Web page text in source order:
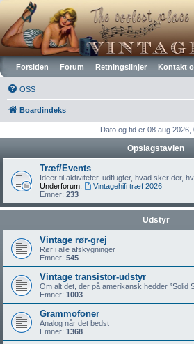
Vintagehifi.dk
Forsiden Forum Retningslinjer Kontakt
OSS
Boardindeks
Dato og tid er 08 aug 2026,
Opslagstavlen
Træf/Events
Ideer til aktiviteter, udflugter, hvad sker der,
Underforum:
Vintagehifi træf 2026
Emner: 233
Udstyr
Vintage rør-grej
Rør i alle afskygninger
Emner: 545
Vintage transistor-udstyr
Om alt det, der på amerikansk hedder ”Solid
Emner: 1003
Grammofoner
Analog når det bedst
Emner: 1368